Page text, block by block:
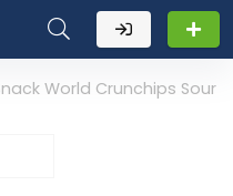
World Crunchips Sour